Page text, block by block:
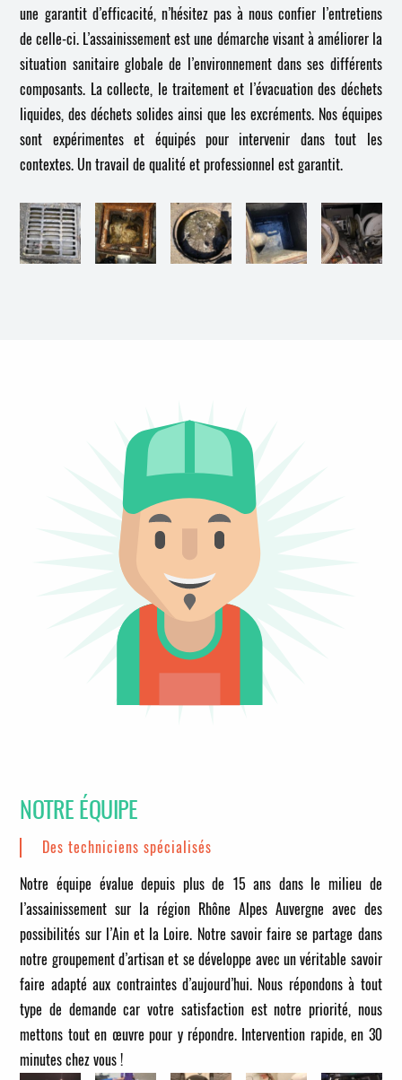
une garantit d’efficacité, n’hésitez pas à nous confier l’entretiens
de celle-ci. L’assainissement est une démarche visant à améliorer la
situation sanitaire globale de l’environnement dans ses différents
composants. La collecte, le traitement et l’évacuation des déchets
liquides, des déchets solides ainsi que les excréments. Nos équipes
sont expérimentes et équipés pour intervenir dans tout les
contextes. Un travail de qualité et professionnel est garantit.
NOTRE ÉQUIPE
Des techniciens spécialisés
Notre équipe évalue depuis plus de 15 ans dans le milieu de
l’assainissement sur la région Rhône Alpes Auvergne avec des
possibilités sur l’Ain et la Loire. Notre savoir faire se partage dans
notre groupement d’artisan et se développe avec un véritable savoir
faire adapté aux contraintes d’aujourd’hui. Nous répondons à tout
type de demande car votre satisfaction est notre priorité, nous
mettons tout en œuvre pour y répondre. Intervention rapide, en 30
minutes chez vous !